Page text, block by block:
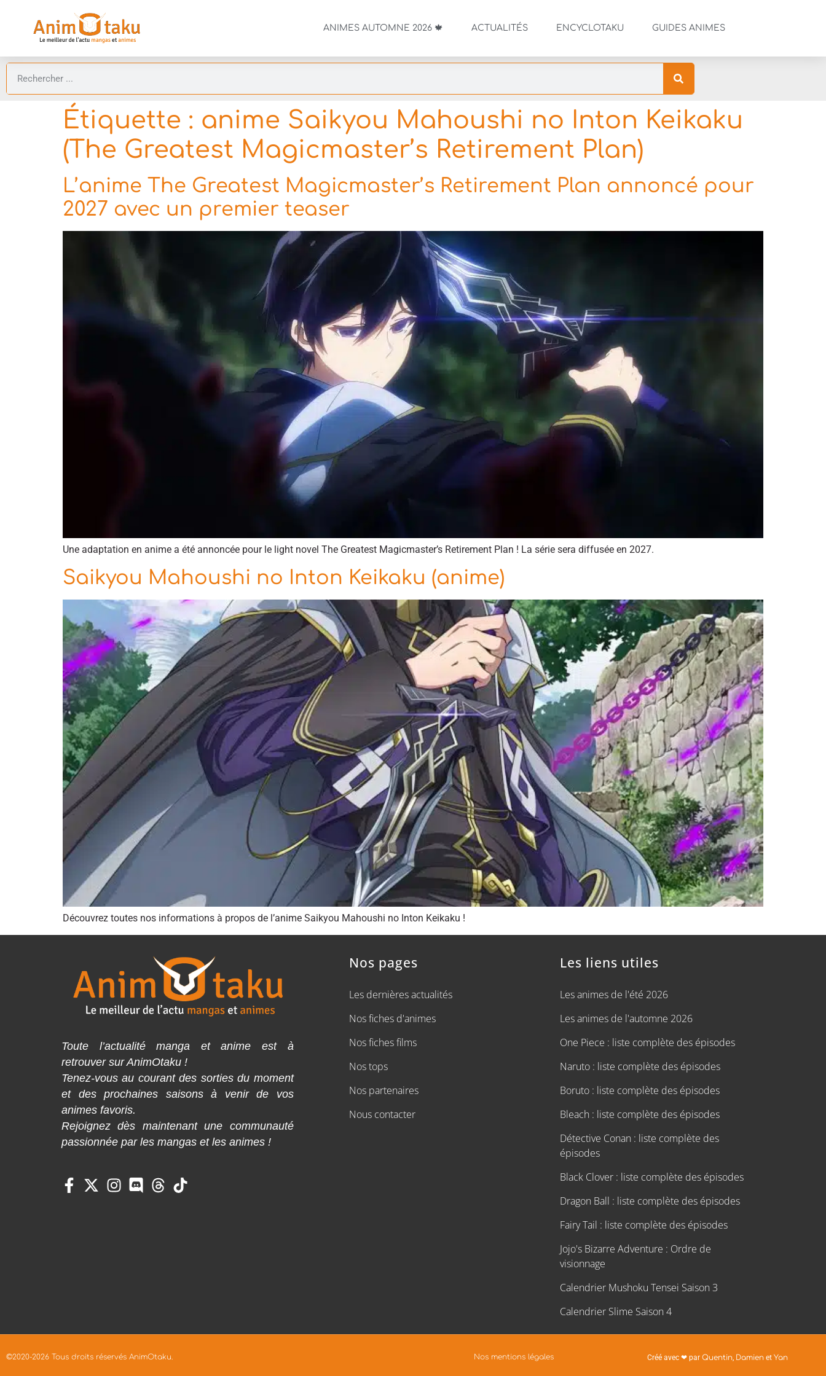
ANIMES AUTOMNE 2026 🍁 ACTUALITÉS ENCYCLOTAKU GUIDES ANIMES
Étiquette : anime Saikyou Mahoushi no Inton Keikaku
(The Greatest Magicmaster’s Retirement Plan)
L’anime The Greatest Magicmaster’s Retirement Plan annoncé pour
2027 avec un premier teaser
Une adaptation en anime a été annoncée pour le light novel The Greatest Magicmaster’s Retirement Plan ! La série sera diffusée en 2027.
Saikyou Mahoushi no Inton Keikaku (anime)
Découvrez toutes nos informations à propos de l’anime Saikyou Mahoushi no Inton Keikaku !
Toute l’actualité manga et anime est à
retrouver sur AnimOtaku !
Tenez-vous au courant des sorties du moment
et des prochaines saisons à venir de vos
animes favoris.
Rejoignez dès maintenant une communauté
passionnée par les mangas et les animes !
Nos pages
Les dernières actualités
Nos fiches d'animes
Nos fiches films
Nos tops
Nos partenaires
Nous contacter
Les liens utiles
Les animes de l'été 2026
Les animes de l'automne 2026
One Piece : liste complète des épisodes
Naruto : liste complète des épisodes
Boruto : liste complète des épisodes
Bleach : liste complète des épisodes
Détective Conan : liste complète des
épisodes
Black Clover : liste complète des épisodes
Dragon Ball : liste complète des épisodes
Fairy Tail : liste complète des épisodes
Jojo's Bizarre Adventure : Ordre de
visionnage
Calendrier Mushoku Tensei Saison 3
Calendrier Slime Saison 4
©2020-2026 Tous droits réservés AnimOtaku. Nos mentions légales Créé avec ❤ par Quentin, Damienet Yan